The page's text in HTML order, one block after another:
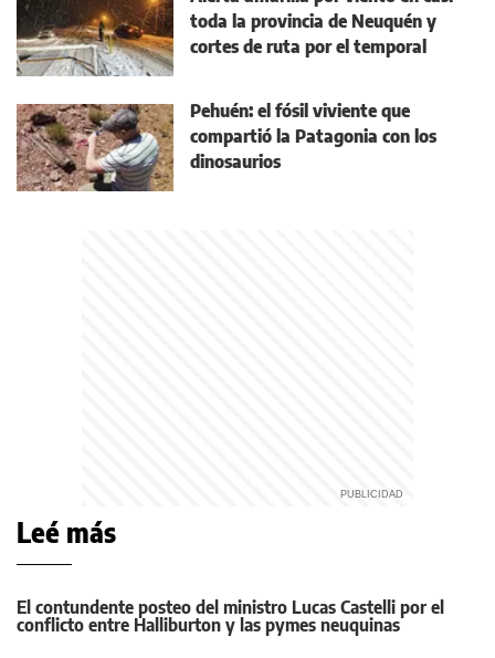
toda la provincia de Neuquén y
cortes de ruta por el temporal
Pehuén: el fósil viviente que
compartió la Patagonia con los
dinosaurios
Leé más
El contundente posteo del ministro Lucas Castelli por el
conflicto entre Halliburton y las pymes neuquinas